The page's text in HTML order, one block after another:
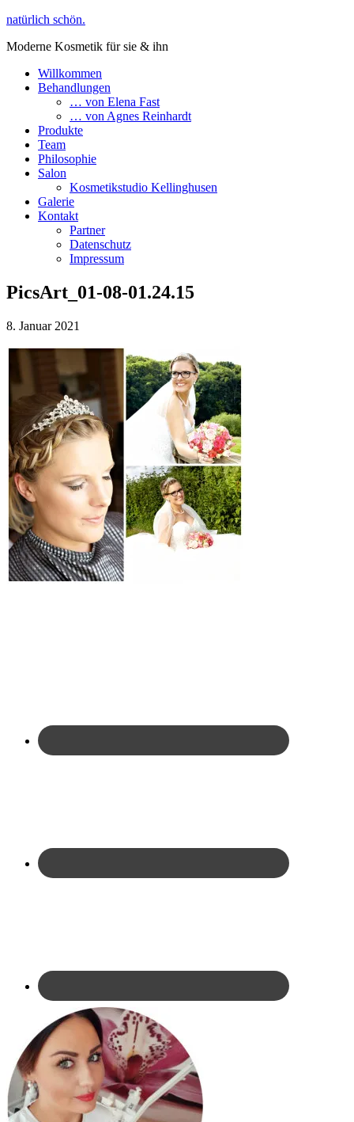
natürlich schön.
Moderne Kosmetik für sie & ihn
Willkommen
Behandlungen
… von Elena Fast
… von Agnes Reinhardt
Produkte
Team
Philosophie
Salon
Kosmetikstudio Kellinghusen
Galerie
Kontakt
Partner
Datenschutz
Impressum
PicsArt_01-08-01.24.15
8. Januar 2021